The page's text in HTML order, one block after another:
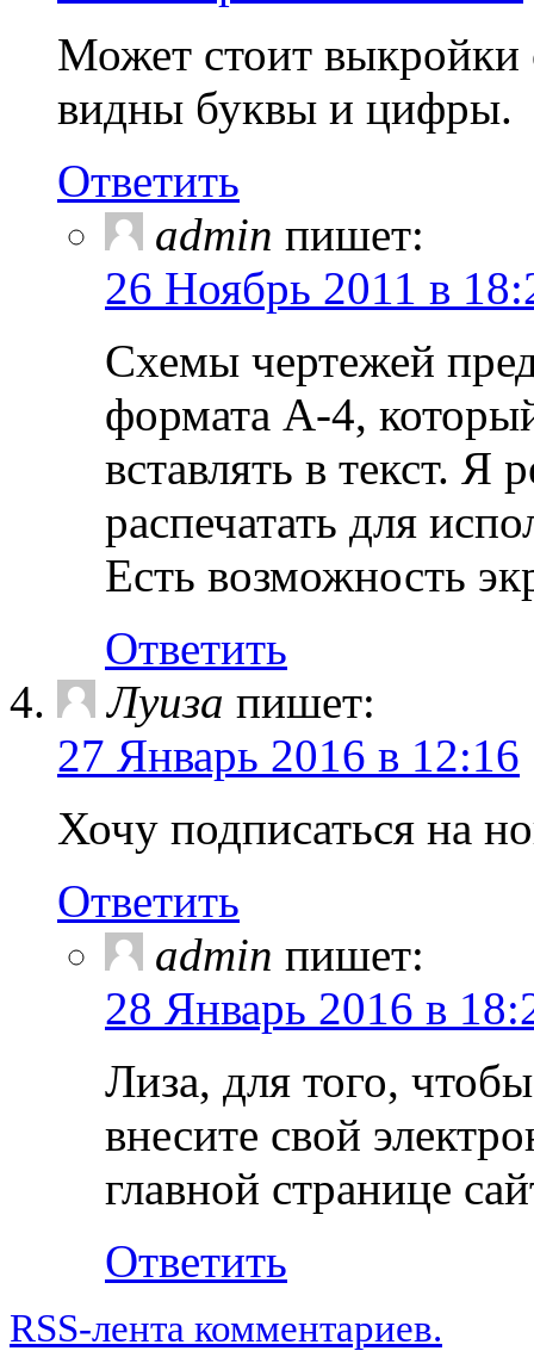
Может стоит выкройки
видны буквы и цифры.
Ответить
admin пишет:
26 Ноябрь 2011 в
Схемы чертежей
формата А-4,
вставлять в текст. Я
распечатать для
Есть возможность
Ответить
Луиза пишет:
27 Январь 2016 в 12:16
Хочу подписаться на
Ответить
admin пишет:
28 Январь 2016 в
Лиза, для того,
внесите свой
главной странице
Ответить
RSS-лента комментариев.